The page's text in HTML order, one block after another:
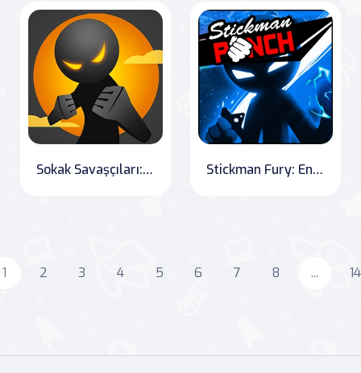
Sokak Savaşçıları: Cyber Şehri Stickman Fury: Endless Battle
1 2 3 4 5 6 7 8 ... 14